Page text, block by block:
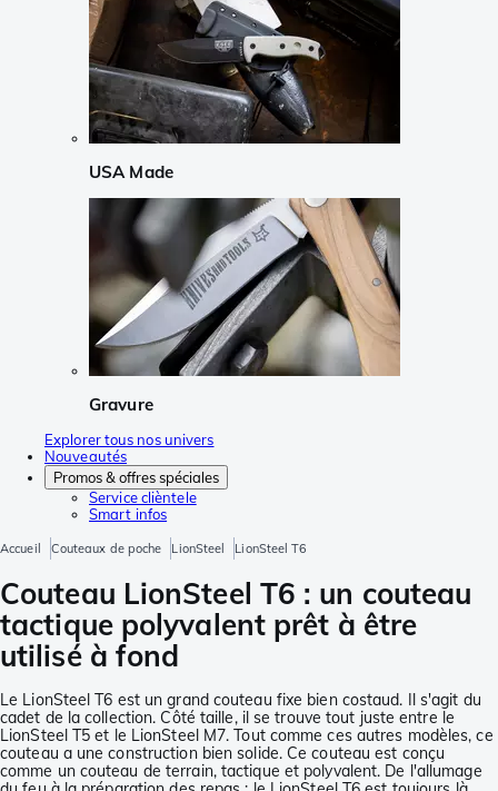
USA Made
Gravure
Explorer tous nos univers
Nouveautés
Promos & offres spéciales
Service clièntele
Smart infos
Accueil Couteaux de poche LionSteel LionSteel T6
Couteau LionSteel T6 : un couteau
tactique polyvalent prêt à être
utilisé à fond
Le LionSteel T6 est un grand couteau fixe bien costaud. Il s'agit du
cadet de la collection. Côté taille, il se trouve tout juste entre le
LionSteel T5 et le LionSteel M7. Tout comme ces autres modèles, ce
couteau a une construction bien solide. Ce couteau est conçu
comme un couteau de terrain, tactique et polyvalent. De l'allumage